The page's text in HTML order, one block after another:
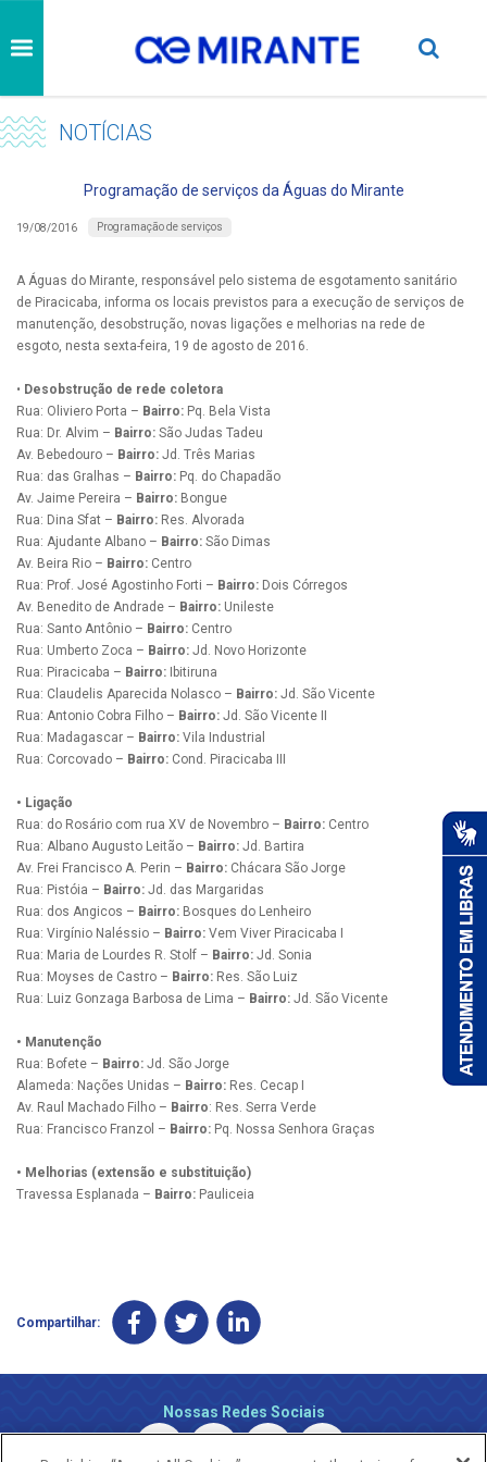
NOTÍCIAS
Programação de serviços da Águas do Mirante
19/08/2016 Programação de serviços
A Águas do Mirante, responsável pelo sistema de esgotamento sanitário
de Piracicaba, informa os locais previstos para a execução de serviços de
manutenção, desobstrução, novas ligações e melhorias na rede de
esgoto, nesta sexta-feira, 19 de agosto de 2016.
• Desobstrução de rede coletora
Rua: Oliviero Porta – Bairro: Pq. Bela Vista
Rua: Dr. Alvim – Bairro: São Judas Tadeu
Av. Bebedouro – Bairro: Jd. Três Marias
Rua: das Gralhas – Bairro: Pq. do Chapadão
Av. Jaime Pereira – Bairro: Bongue
Rua: Dina Sfat – Bairro: Res. Alvorada
Rua: Ajudante Albano – Bairro: São Dimas
Av. Beira Rio – Bairro: Centro
Rua: Prof. José Agostinho Forti – Bairro: Dois Córregos
Av. Benedito de Andrade – Bairro: Unileste
Rua: Santo Antônio – Bairro: Centro
Rua: Umberto Zoca – Bairro: Jd. Novo Horizonte
Rua: Piracicaba – Bairro: Ibitiruna
Rua: Claudelis Aparecida Nolasco – Bairro: Jd. São Vicente
Rua: Antonio Cobra Filho – Bairro: Jd. São Vicente II
Rua: Madagascar – Bairro: Vila Industrial
Rua: Corcovado – Bairro: Cond. Piracicaba III
• Ligação
Rua: do Rosário com rua XV de Novembro – Bairro: Centro
Rua: Albano Augusto Leitão – Bairro: Jd. Bartira
Av. Frei Francisco A. Perin – Bairro: Chácara São Jorge
Rua: Pistóia – Bairro: Jd. das Margaridas
Rua: dos Angicos – Bairro: Bosques do Lenheiro
Rua: Virgínio Naléssio – Bairro: Vem Viver Piracicaba I
Rua: Maria de Lourdes R. Stolf – Bairro: Jd. Sonia
Rua: Moyses de Castro – Bairro: Res. São Luiz
Rua: Luiz Gonzaga Barbosa de Lima – Bairro: Jd. São Vicente
• Manutenção
Rua: Bofete – Bairro: Jd. São Jorge
Alameda: Nações Unidas – Bairro: Res. Cecap I
Av. Raul Machado Filho – Bairro: Res. Serra Verde
Rua: Francisco Franzol – Bairro: Pq. Nossa Senhora Graças
• Melhorias (extensão e substituição)
Travessa Esplanada – Bairro: Pauliceia
Compartilhar:
Nossas Redes Sociais